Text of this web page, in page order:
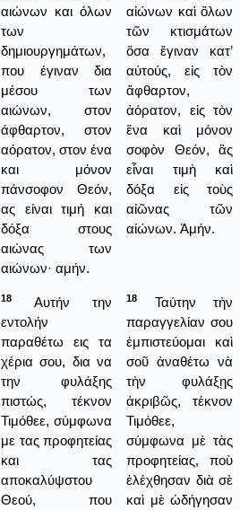
αιώνων και όλων
των
δημιουργημάτων,
που έγιναν δια
μέσου των
αιώνων, στον
άφθαρτον, στον
αόρατον, στον ένα
και μόνον
πάνσοφον Θεόν,
ας είναι τιμή και
δόξα στους
αιώνας των
αιώνων· αμήν.
αἰώνων καὶ ὅλων
τῶν κτισμάτων
ὅσα ἔγιναν κατ’
αὐτούς, εἰς τὸν
ἄφθαρτον,
ἀόρατον, εἰς τὸν
ἕνα καὶ μόνον
σοφὸν Θεόν, ἂς
εἶναι τιμὴ καὶ
δόξα εἰς τοὺς
αἰῶνας τῶν
αἰώνων. Ἀμήν.
18
Αυτήν την
εντολήν
παραθέτω εις τα
χέρια σου, δια να
την φυλάξης
πιστώς, τέκνον
Τιμόθεε, σύμφωνα
με τας προφητείας
και τας
αποκαλύψστου
Θεού, που
18
Ταύτην τὴν
παραγγελίαν σου
ἐμπιστεύομαι καὶ
σοῦ ἀναθέτω νὰ
τὴν φυλάξῃς
ἀκριβῶς, τέκνον
Τιμόθεε,
σύμφωνα μὲ τὰς
προφητείας, ποὺ
ἐλέχθησαν διὰ σὲ
καὶ μὲ ὠδήγησαν